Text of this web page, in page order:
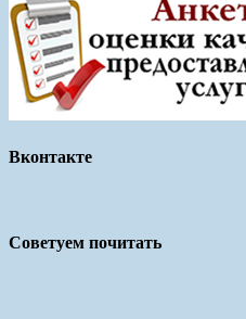
Вконтакте
Советуем почитать